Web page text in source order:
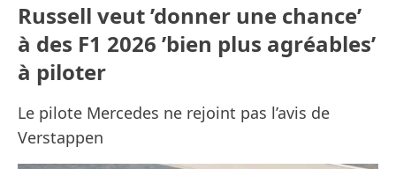
Russell veut ’donner une chance’
à des F1 2026 ’bien plus agréables’
à piloter
Le pilote Mercedes ne rejoint pas l’avis de
Verstappen